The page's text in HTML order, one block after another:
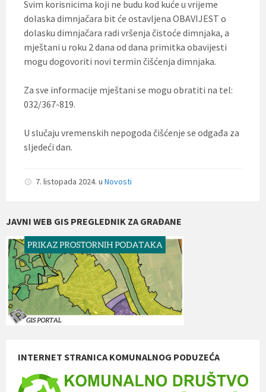
Svim korisnicima koji ne budu kod kuće u vrijeme
dolaska dimnjačara bit će ostavljena OBAVIJEST o
dolasku dimnjačara radi vršenja čistoće dimnjaka, a
mještani u roku 2 dana od dana primitka obavijesti
mogu dogovoriti novi termin čišćenja dimnjaka.
Za sve informacije mještani se mogu obratiti na tel:
032/367-819.
U slučaju vremenskih nepogoda čišćenje se odgađa za
sljedeći dan.
7. listopada 2024. u Novosti
JAVNI WEB GIS PREGLEDNIK ZA GRAĐANE
INTERNET STRANICA KOMUNALNOG PODUZEĆA